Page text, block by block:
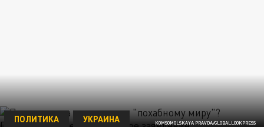
KOMSOMOLSKAYA PRAVDA/GLOBALLOOKPRESS
ПОЛИТИКА УКРАИНА